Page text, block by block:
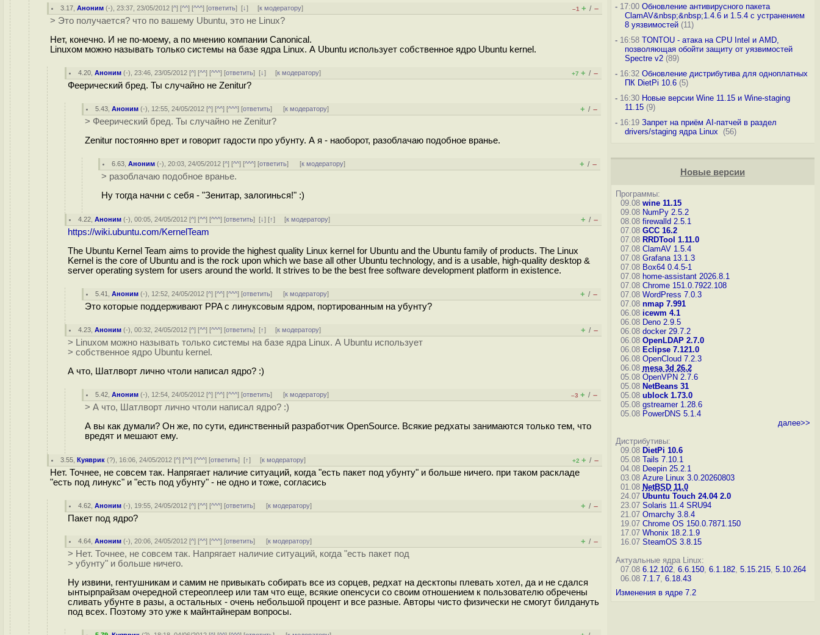
3.17 ,Аноним (-), 23:37, 23/05/2012 [^] [^^] [^^^] [ответить][↓] [к модератору] –1 + / –
> Это получается? что по вашему Ubuntu, это не Linux?
Нет, конечно. И не по-моему, а по мнению компании Canonical.
Linuxом можно называть только системы на базе ядра Linux. А Ubuntu использует собственное ядро Ubuntu kernel.
4.20 ,Аноним (-), 23:46, 23/05/2012 [^] [^^] [^^^] [ответить][↓] [к модератору] +7 + / –
Феерический бред. Ты случайно не Zenitur?
5.43 ,Аноним (-), 12:55, 24/05/2012 [^] [^^] [^^^] [ответить] [к модератору] + / –
> Феерический бред. Ты случайно не Zenitur?
Zenitur постоянно врет и говорит гадости про убунту. А я - наоборот, разоблачаю подобное вранье.
6.63 ,Аноним (-), 20:03, 24/05/2012 [^] [^^] [^^^] [ответить] [к модератору] + / –
> разоблачаю подобное вранье.
Ну тогда начни с себя - "Зенитар, залогинься!" :)
4.22 ,Аноним (-), 00:05, 24/05/2012 [^] [^^] [^^^] [ответить][↓] [↑] [к модератору] + / –
https://wiki.ubuntu.com/KernelTeam
The Ubuntu Kernel Team aims to provide the highest quality Linux kernel for Ubuntu and the Ubuntu family of products. The Linux
Kernel is the core of Ubuntu and is the rock upon which we base all other Ubuntu technology, and is a usable, high-quality desktop &
server operating system for users around the world. It strives to be the best free software development platform in existence.
5.41 ,Аноним (-), 12:52, 24/05/2012 [^] [^^] [^^^] [ответить] [к модератору] + / –
Это которые поддерживают PPA с линуксовым ядром, портированным на убунту?
4.23 ,Аноним (-), 00:32, 24/05/2012 [^] [^^] [^^^] [ответить][↑] [к модератору] + / –
> Linuxом можно называть только системы на базе ядра Linux. А Ubuntu использует
> собственное ядро Ubuntu kernel.
А что, Шатлворт лично чтоли написал ядро? :)
5.42 ,Аноним (-), 12:54, 24/05/2012 [^] [^^] [^^^] [ответить] [к модератору] –3 + / –
> А что, Шатлворт лично чтоли написал ядро? :)
А вы как думали? Он же, по сути, единственный разработчик OpenSource. Всякие редхаты занимаются только тем, что
вредят и мешают ему.
3.55 ,Куяврик (?), 16:06, 24/05/2012 [^] [^^] [^^^] [ответить][↑] [к модератору] +2 + / –
Нет. Точнее, не совсем так. Напрягает наличие ситуаций, когда "есть пакет под убунту" и больше ничего. при таком раскладе
"есть под линукс" и "есть под убунту" - не одно и тоже, согласись
4.62 ,Аноним (-), 19:55, 24/05/2012 [^] [^^] [^^^] [ответить] [к модератору] + / –
Пакет под ядро?
4.64 ,Аноним (-), 20:06, 24/05/2012 [^] [^^] [^^^] [ответить] [к модератору] + / –
> Нет. Точнее, не совсем так. Напрягает наличие ситуаций, когда "есть пакет под
> убунту" и больше ничего.
Ну извини, гентушникам и самим не привыкать собирать все из сорцев, редхат на десктопы плевать хотел, да и не сдался
ынтырпрайзам очередной стереоплеер или там что еще, всякие опенсуси со своим отношением к пользователю обречены
сливать убунте в разы, а остальных - очень небольшой процент и все разные. Авторы чисто физически не смогут билдануть
под всех. Поэтому это уже к майнтайнерам вопросы.
-17:00 Обновление антивирусного пакета
ClamAV&nbsp;&nbsp;1.4.6 и 1.5.4 с устранением
8 уязвимостей(11)
-16:58 TONTOU - атака на CPU Intel и AMD,
позволяющая обойти защиту от уязвимостей
Spectre v2(89)
-16:32 Обновление дистрибутива для одноплатных
ПК DietPi 10.6(5)
-16:30 Новые версии Wine 11.15 и Wine-staging
11.15(9)
-16:19 Запрет на приём AI-патчей в раздел
drivers/staging ядра Linux
(56)
Новые версии
Программы:
09.08 wine 11.15
09.08 NumPy 2.5.2
08.08 firewalld 2.5.1
07.08 GCC 16.2
07.08 RRDTool 1.11.0
07.08 ClamAV 1.5.4
07.08 Grafana 13.1.3
07.08 Box64 0.4.5-1
07.08 home-assistant 2026.8.1
07.08 Chrome 151.0.7922.108
07.08 WordPress 7.0.3
07.08 nmap 7.991
06.08 icewm 4.1
06.08 Deno 2.9.5
06.08 docker 29.7.2
06.08 OpenLDAP 2.7.0
06.08 Eclipse 7.121.0
06.08 OpenCloud 7.2.3
06.08 mesa 3d 26.2
05.08 OpenVPN 2.7.6
05.08 NetBeans 31
05.08 ublock 1.73.0
05.08 gstreamer 1.28.6
05.08 PowerDNS 5.1.4
далее>>
Дистрибутивы:
09.08 DietPi 10.6
05.08 Tails 7.10.1
04.08 Deepin 25.2.1
03.08 Azure Linux 3.0.20260803
01.08 NetBSD 11.0
24.07 Ubuntu Touch 24.04 2.0
23.07 Solaris 11.4 SRU94
21.07 Omarchy 3.8.4
19.07 Chrome OS 150.0.7871.150
17.07 Whonix 18.2.1.9
16.07 SteamOS 3.8.15
Актуальные ядра Linux:
07.08 6.12.102, 6.6.150, 6.1.182, 5.15.215, 5.10.264
06.08 7.1.7, 6.18.43
Изменения в ядре 7.2